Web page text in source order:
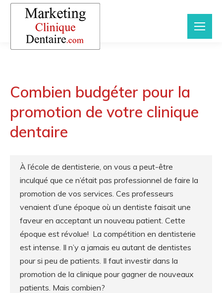
Combien budgéter pour la
promotion de votre clinique
dentaire
À l’école de dentisterie, on vous a peut-être
inculqué que ce n’était pas professionnel de faire la
promotion de vos services. Ces professeurs
venaient d’une époque où un dentiste faisait une
faveur en acceptant un nouveau patient. Cette
époque est révolue! La compétition en dentisterie
est intense. Il n’y a jamais eu autant de dentistes
pour si peu de patients. Il faut investir dans la
promotion de la clinique pour gagner de nouveaux
patients. Mais combien?